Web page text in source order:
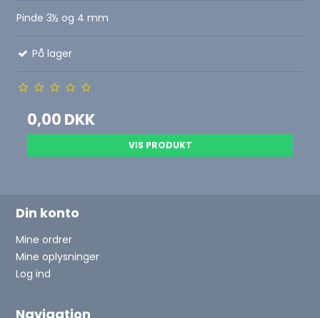
Pinde 3½ og 4 mm
På lager
0,00 DKK
VIS PRODUKT
Din konto
Mine ordrer
Mine oplysninger
Log ind
Navigation